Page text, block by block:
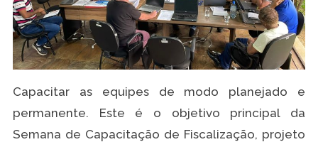
Capacitar as equipes de modo planejado e
permanente. Este é o objetivo principal da
Semana de Capacitação de Fiscalização, projeto